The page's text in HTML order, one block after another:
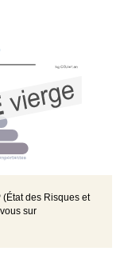
des Risques et
sur